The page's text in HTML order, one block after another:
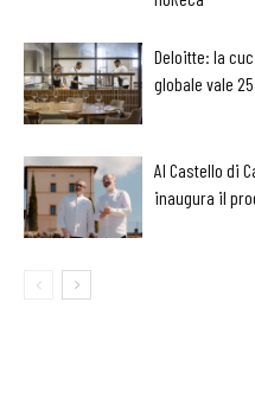
Deloitte: la
globale vale
Al Castello di
inaugura il